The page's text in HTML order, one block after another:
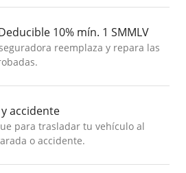
10% mín. 1 SMMLV
reemplaza y repara las
accidente
para trasladar tu vehículo al
o accidente.